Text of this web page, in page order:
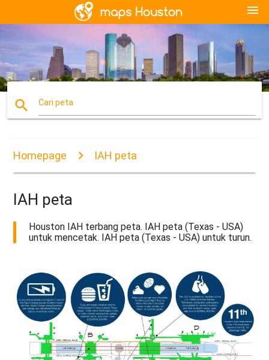
menu
search Cari peta
Homepage IAH peta
IAH peta
Houston IAH terbang peta. IAH peta (Texas - USA)
untuk mencetak. IAH peta (Texas - USA) untuk turun.